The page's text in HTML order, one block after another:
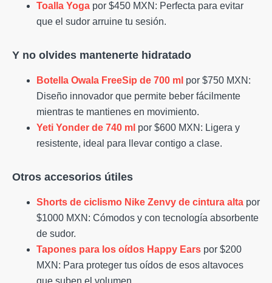
Toalla Yoga por $450 MXN: Perfecta para evitar
que el sudor arruine tu sesión.
Y no olvides mantenerte hidratado
Botella Owala FreeSip de 700 ml por $750 MXN:
Diseño innovador que permite beber fácilmente
mientras te mantienes en movimiento.
Yeti Yonder de 740 ml por $600 MXN: Ligera y
resistente, ideal para llevar contigo a clase.
Otros accesorios útiles
Shorts de ciclismo Nike Zenvy de cintura alta por
$1000 MXN: Cómodos y con tecnología absorbente
de sudor.
Tapones para los oídos Happy Ears por $200
MXN: Para proteger tus oídos de esos altavoces